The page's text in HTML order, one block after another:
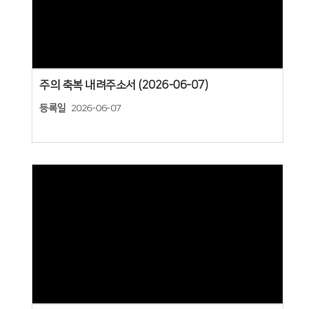
주의 축복 내려주소서 (2026-06-07)
등록일 2026-06-07